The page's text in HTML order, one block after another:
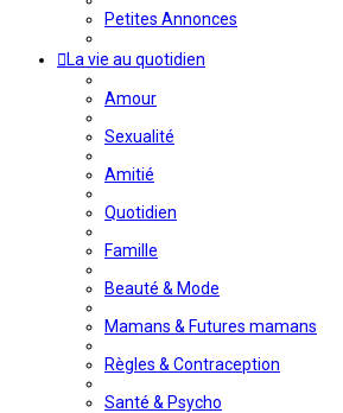
Petites Annonces
La vie au quotidien
Amour
Sexualité
Amitié
Quotidien
Famille
Beauté & Mode
Mamans & Futures mamans
Règles & Contraception
Santé & Psycho